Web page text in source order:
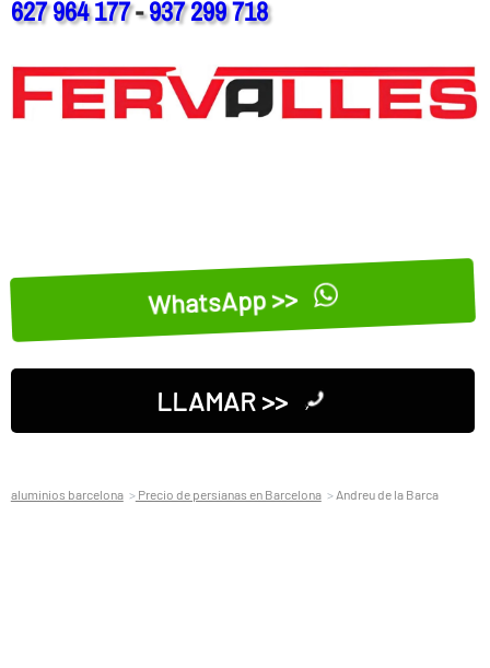
627 964 177-937 299 718
WhatsApp >>
LLAMAR >>
aluminios barcelona Precio de persianas en Barcelona Andreu de la Barca